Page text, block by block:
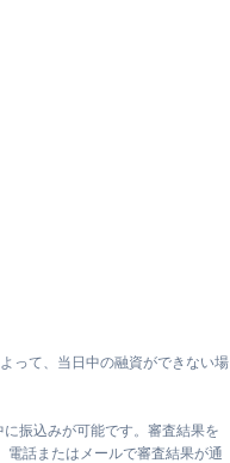
って、当日中の融資ができない場
振込みが可能です。審査結果を
話またはメールで審査結果が通